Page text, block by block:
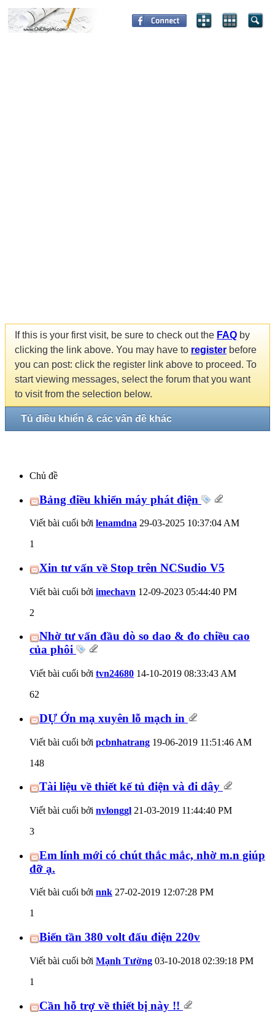
If this is your first visit, be sure to check out the FAQ by
clicking the link above. You may have to register before
you can post: click the register link above to proceed. To
start viewing messages, select the forum that you want
to visit from the selection below.
Tủ điều khiển & các vấn đề khác
Chủ đề
Bảng điều khiển máy phát điện
Viết bài cuối bởi lenamdna 29-03-2025 10:37:04 AM
1
Xin tư vấn về Stop trên NCSudio V5
Viết bài cuối bởi imechavn 12-09-2023 05:44:40 PM
2
Nhờ tư vấn đầu dò so dao & đo chiều cao
của phôi
Viết bài cuối bởi tvn24680 14-10-2019 08:33:43 AM
62
DỰ Ớn mạ xuyên lỗ mạch in
Viết bài cuối bởi pcbnhatrang 19-06-2019 11:51:46 AM
148
Tài liệu về thiết kế tủ điện và đi dây
Viết bài cuối bởi nvlonggl 21-03-2019 11:44:40 PM
3
Em lính mới có chút thắc mắc, nhờ m.n giúp
đỡ ạ.
Viết bài cuối bởi nnk 27-02-2019 12:07:28 PM
1
Biến tần 380 volt đấu điện 220v
Viết bài cuối bởi Mạnh Tường 03-10-2018 02:39:18 PM
1
Cần hỗ trợ về thiết bị này !!